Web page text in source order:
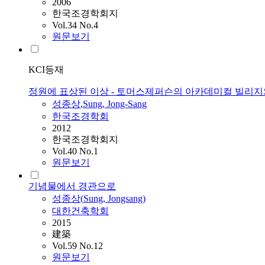
2006
한국조경학회지
Vol.34 No.4
원문보기
KCI등재
정원에 표상된 이상 - 토머스제퍼슨의 아카데미컬 빌리
성종상,Sung, Jong-Sang
한국조경학회
2012
한국조경학회지
Vol.40 No.1
원문보기
기념물에서 경관으로
성종상(Sung, Jongsang)
대한건축학회
2015
建築
Vol.59 No.12
원문보기